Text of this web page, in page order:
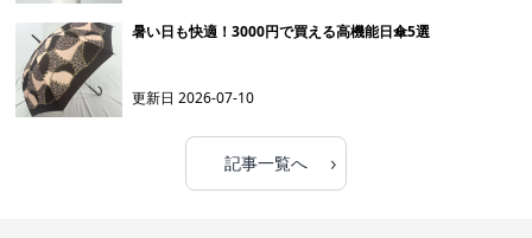
暑い日も快適！3000円で買える高機能日傘5選
更新日2026-07-10
記事一覧へ ›